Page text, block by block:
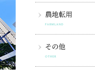
農地転用
FARMLAND
その他
OTHER